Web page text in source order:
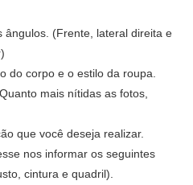
ângulos. (Frente, lateral direita e
do corpo e o estilo da roupa.
mais nítidas as fotos,
que você deseja realizar.
nos informar os seguintes
cintura e quadril).